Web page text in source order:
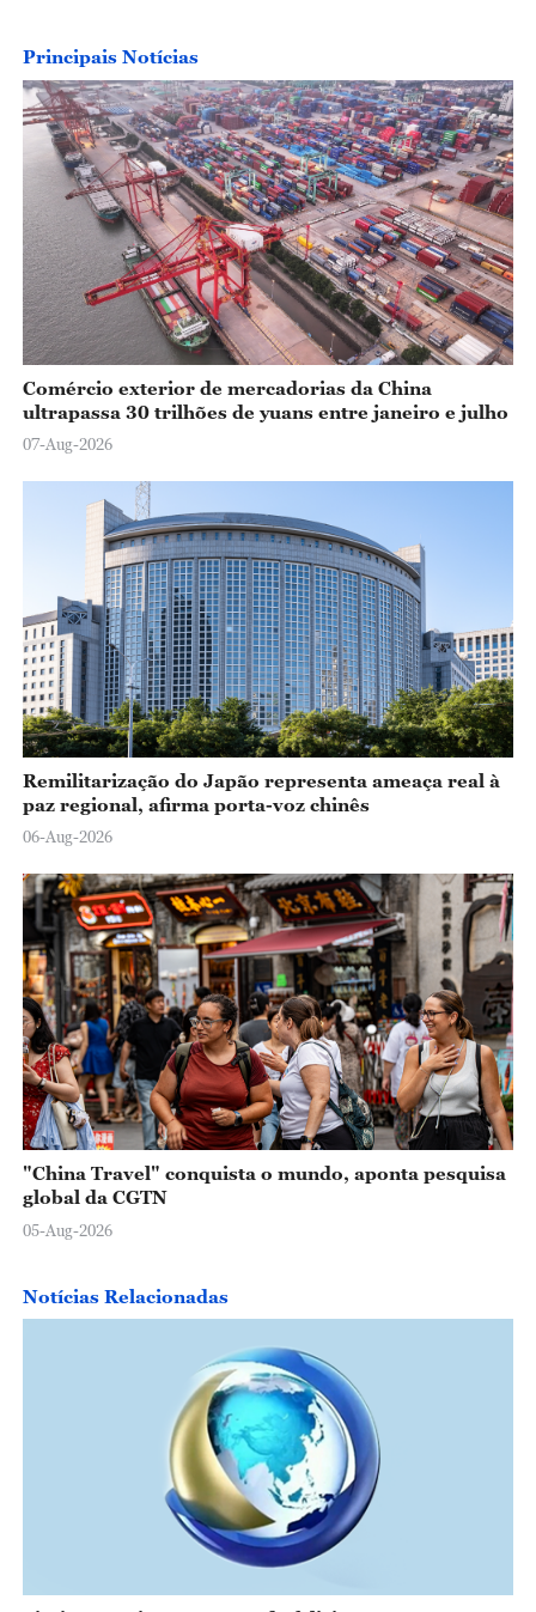
Principais Notícias
Comércio exterior de mercadorias da China
ultrapassa 30 trilhões de yuans entre janeiro e julho
07-Aug-2026
Remilitarização do Japão representa ameaça real à
paz regional, afirma porta-voz chinês
06-Aug-2026
"China Travel" conquista o mundo, aponta pesquisa
global da CGTN
05-Aug-2026
Notícias Relacionadas